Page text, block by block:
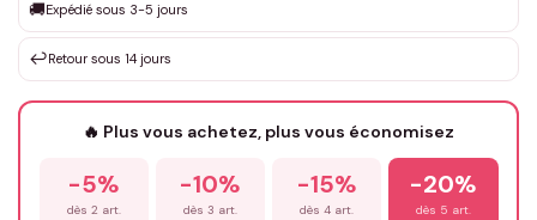
Votre texte / idée*
Prénom*
🚚Expédié sous 3-5 jours
↩️Retour sous 14 jours
🔥 Plus vous achetez, plus vous économisez
-5%
dès 2 art.
-10%
dès 3 art.
-15%
dès 4 art.
-20%
dès 5 art.